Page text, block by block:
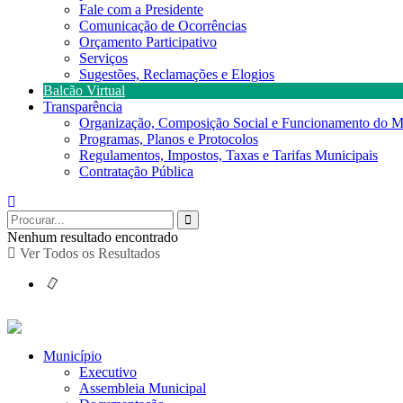
Fale com a Presidente
Comunicação de Ocorrências
Orçamento Participativo
Serviços
Sugestões, Reclamações e Elogios
Balcão Virtual
Transparência
Organização, Composição Social e Funcionamento do
Programas, Planos e Protocolos
Regulamentos, Impostos, Taxas e Tarifas Municipais
Contratação Pública
Nenhum resultado encontrado
Ver Todos os Resultados
Município
Executivo
Assembleia Municipal